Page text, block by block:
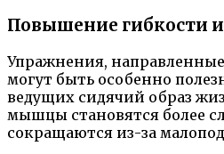
Повышение гибкости
Упражнения,
могут быть особенно
ведущих сидячий образ
мышцы становятся более
сокращаются из-за